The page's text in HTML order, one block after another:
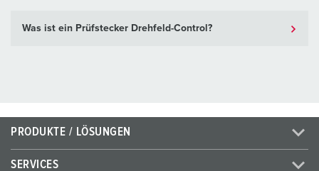
Was ist ein Prüfstecker Drehfeld-Control?
PRODUKTE / LÖSUNGEN
SERVICES